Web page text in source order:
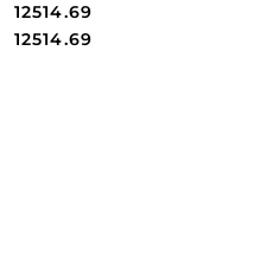
Cena:
12514.69
Cena:
12514.69